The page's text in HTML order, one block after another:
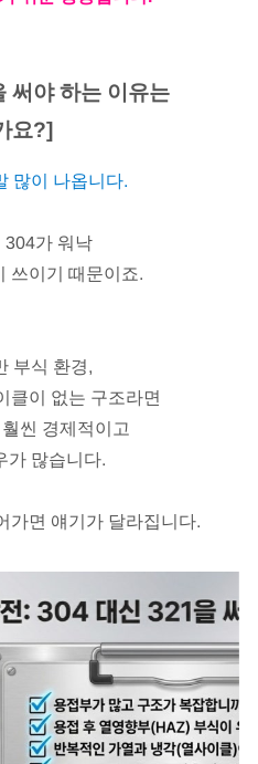
써야 하는 이유는
요?]
많이 나옵니다.
304가 워낙
쓰이기 때문이죠.
부식 환경,
클이 없는 구조라면
씬 경제적이고
가 많습니다.
가면 얘기가 달라집니다.